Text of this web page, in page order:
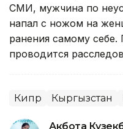
СМИ, мужчина по
напал с ножом на
ранения самому
проводится
Кипр Кыргызстан
Акбота